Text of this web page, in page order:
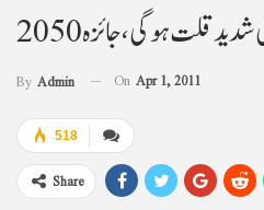
کی شدید قلت ہو گی، جائزہ
By Admin On Apr 1, 2011
518
Share